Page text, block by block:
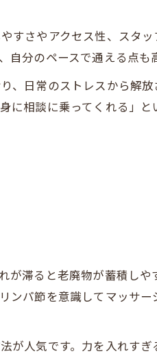
すさやアクセス性、スタ
分のペースで通える点も
、日常のストレスから解
に相談に乗ってくれる」
が滞ると老廃物が蓄積しや
ンパ節を意識してマッサー
が人気です。力を入れすぎ